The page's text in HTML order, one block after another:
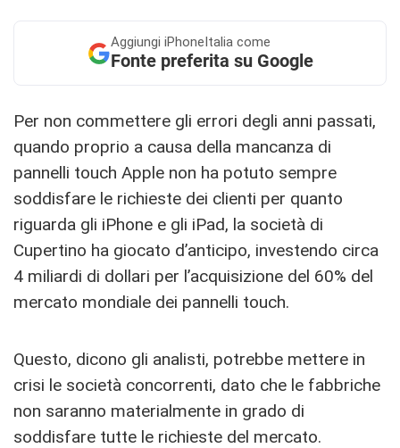
Aggiungi iPhoneItalia come
Fonte preferita su Google
Per non commettere gli errori degli anni passati,
quando proprio a causa della mancanza di
pannelli touch Apple non ha potuto sempre
soddisfare le richieste dei clienti per quanto
riguarda gli iPhone e gli iPad, la società di
Cupertino ha giocato d’anticipo, investendo circa
4 miliardi di dollari per l’acquisizione del 60% del
mercato mondiale dei pannelli touch.
Questo, dicono gli analisti, potrebbe mettere in
crisi le società concorrenti, dato che le fabbriche
non saranno materialmente in grado di
soddisfare tutte le richieste del mercato.